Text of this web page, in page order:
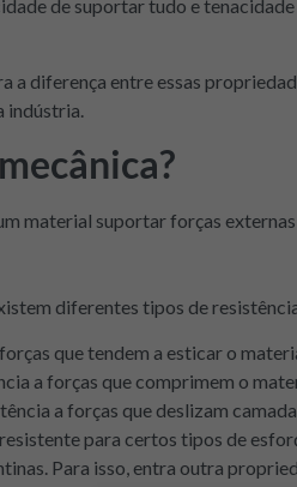
de suportar tudo e
diferença entre essas
indústria.
material suportar forças
diferentes tipos de
que tendem a esticar o
a forças que comprimem o
a forças que deslizam
para certos tipos de
Para isso, entra outra